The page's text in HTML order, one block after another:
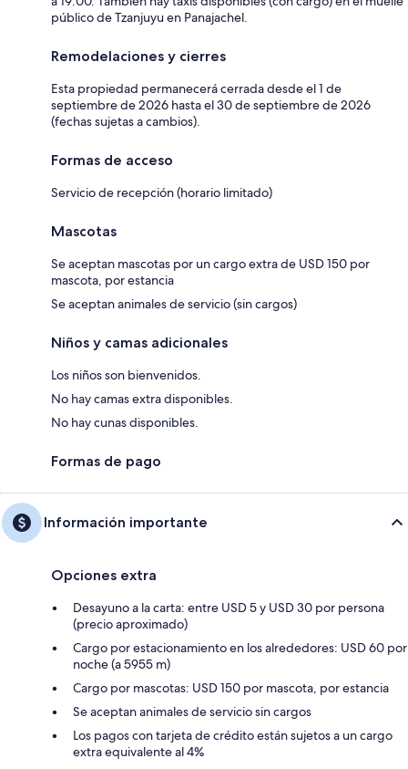
público de Tzanjuyu en Panajachel.
Remodelaciones y cierres
Esta propiedad permanecerá cerrada desde el 1 de
septiembre de 2026 hasta el 30 de septiembre de 2026
(fechas sujetas a cambios).
Formas de acceso
Servicio de recepción (horario limitado)
Mascotas
Se aceptan mascotas por un cargo extra de USD 150 por
mascota, por estancia
Se aceptan animales de servicio (sin cargos)
Niños y camas adicionales
Los niños son bienvenidos.
No hay camas extra disponibles.
No hay cunas disponibles.
Formas de pago
Información importante
Opciones extra
Desayuno a la carta: entre USD 5 y USD 30 por persona
(precio aproximado)
Cargo por estacionamiento en los alrededores: USD 60 por
noche (a 5955 m)
Cargo por mascotas: USD 150 por mascota, por estancia
Se aceptan animales de servicio sin cargos
Los pagos con tarjeta de crédito están sujetos a un cargo
extra equivalente al 4%